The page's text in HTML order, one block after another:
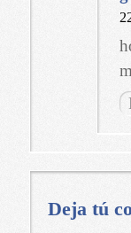
Deja tú